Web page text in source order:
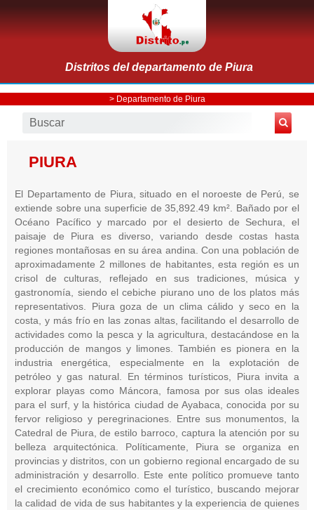
Distritos del departamento de Piura
> Departamento de Piura
PIURA
El Departamento de Piura, situado en el noroeste de Perú, se
extiende sobre una superficie de 35,892.49 km². Bañado por el
Océano Pacífico y marcado por el desierto de Sechura, el
paisaje de Piura es diverso, variando desde costas hasta
regiones montañosas en su área andina. Con una población de
aproximadamente 2 millones de habitantes, esta región es un
crisol de culturas, reflejado en sus tradiciones, música y
gastronomía, siendo el cebiche piurano uno de los platos más
representativos. Piura goza de un clima cálido y seco en la
costa, y más frío en las zonas altas, facilitando el desarrollo de
actividades como la pesca y la agricultura, destacándose en la
producción de mangos y limones. También es pionera en la
industria energética, especialmente en la explotación de
petróleo y gas natural. En términos turísticos, Piura invita a
explorar playas como Máncora, famosa por sus olas ideales
para el surf, y la histórica ciudad de Ayabaca, conocida por su
fervor religioso y peregrinaciones. Entre sus monumentos, la
Catedral de Piura, de estilo barroco, captura la atención por su
belleza arquitectónica. Políticamente, Piura se organiza en
provincias y distritos, con un gobierno regional encargado de su
administración y desarrollo. Este ente político promueve tanto
el crecimiento económico como el turístico, buscando mejorar
la calidad de vida de sus habitantes y la experiencia de quienes